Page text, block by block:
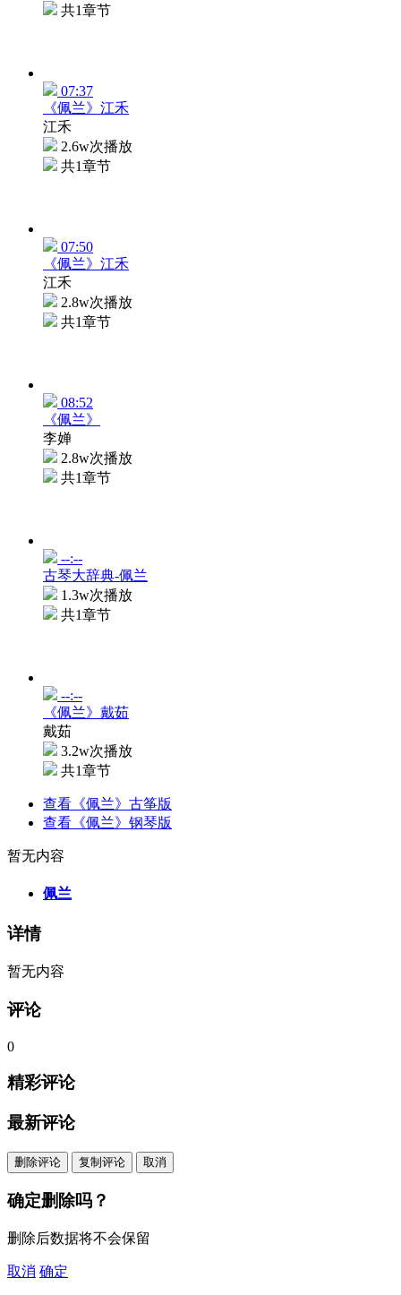
共1章节
07:37
《佩兰》江禾
江禾
2.6w次播放
共1章节
07:50
《佩兰》江禾
江禾
2.8w次播放
共1章节
08:52
《佩兰》
李婵
2.8w次播放
共1章节
--:--
古琴大辞典-佩兰
1.3w次播放
共1章节
--:--
《佩兰》戴茹
戴茹
3.2w次播放
共1章节
查看《佩兰》古筝版
查看《佩兰》钢琴版
暂无内容
佩兰
详情
暂无内容
评论
0
精彩评论
最新评论
删除评论 复制评论 取消
确定删除吗？
删除后数据将不会保留
取消 确定